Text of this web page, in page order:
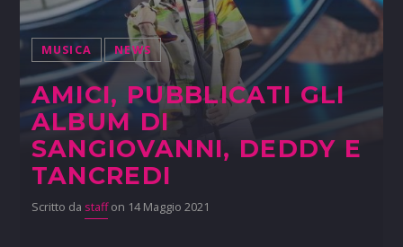
MUSICA NEWS
AMICI, PUBBLICATI GLI
ALBUM DI
SANGIOVANNI, DEDDY E
TANCREDI
Scritto da staffon 14 Maggio 2021